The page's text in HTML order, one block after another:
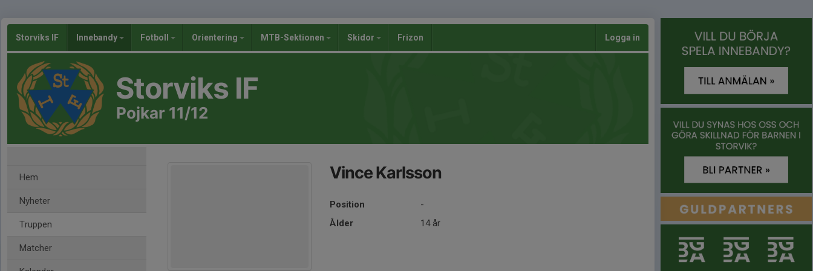
Storviks IF Innebandy Fotboll Orientering MTB-Sektionen Skidor Frizon Logga in
Storviks IF
Pojkar 11/12
Hem
Nyheter
Truppen
Matcher
Vince Karlsson
Position
-
Ålder
14 år